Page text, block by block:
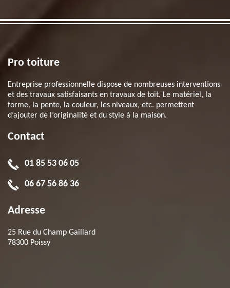
Pro toiture
Entreprise professionnelle dispose de nombreuses interventions
et des travaux satisfaisants en travaux de toit. Le matériel, la
forme, la pente, la couleur, les niveaux, etc. permettent
d’ajouter de l’originalité et du style à la maison.
Contact
01 85 53 06 05
06 67 56 86 36
Adresse
25 Rue du Champ Gaillard
78300 Poissy